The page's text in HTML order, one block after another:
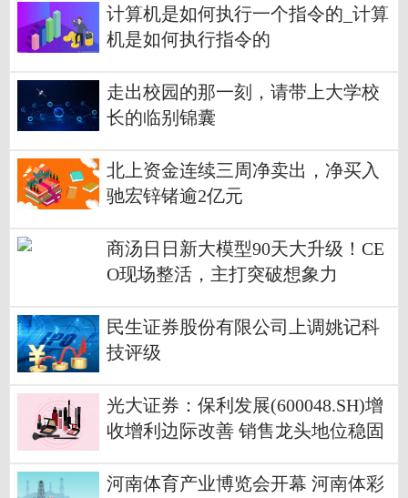
计算机是如何执行一个指令的_计算
机是如何执行指令的
走出校园的那一刻，请带上大学校
长的临别锦囊
北上资金连续三周净卖出，净买入
驰宏锌锗逾2亿元
商汤日日新大模型90天大升级！CE
O现场整活，主打突破想象力
民生证券股份有限公司上调姚记科
技评级
光大证券：保利发展(600048.SH)增
收增利边际改善 销售龙头地位稳固
河南体育产业博览会开幕 河南体彩